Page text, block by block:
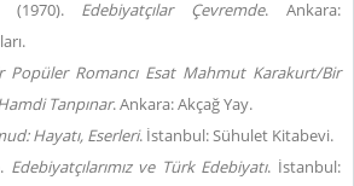
(1970). Edebiyatçılar Çevremde. Ankara:
Popüler Romancı Esat Mahmut Karakurt/Bir
Tanpınar. Ankara: Akçağ Yay.
Hayatı, Eserleri. İstanbul: Sühulet Kitabevi.
Edebiyatçılarımız ve Türk Edebiyatı. İstanbul: